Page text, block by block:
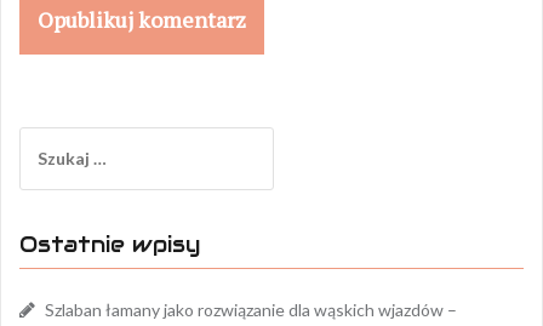
Ostatnie wpisy
Szlaban łamany jako rozwiązanie dla wąskich wjazdów –